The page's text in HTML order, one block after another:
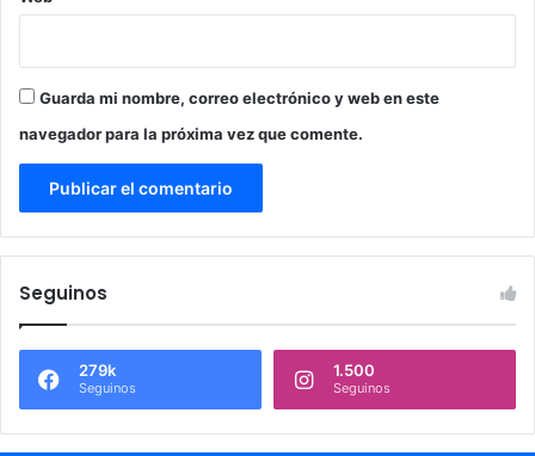
Guarda mi nombre, correo electrónico y web en este
navegador para la próxima vez que comente.
Seguinos
279k
Seguinos
1.500
Seguinos